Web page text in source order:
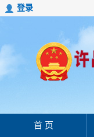
登录
首 页